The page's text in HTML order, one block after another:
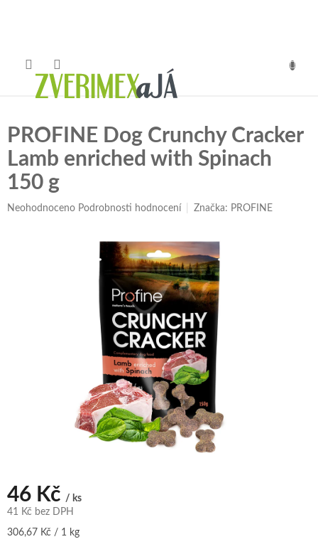
PROFINE Dog Crunchy Cracker
Lamb enriched with Spinach
150 g
Průměrné
Neohodnoceno Podrobnosti hodnocení Značka: PROFINE
46 Kč / ks
41 Kč bez DPH
Měrná
306,67 Kč / 1 kg